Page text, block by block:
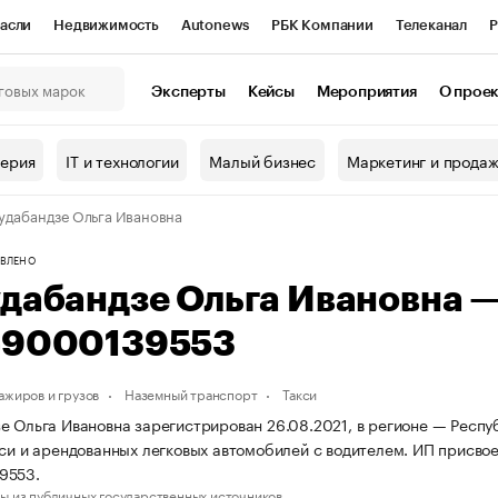
Недвижимость Autonews РБК Компании Телеканал
Проверка контрагентов
Эксперты Кейсы Мероприятия О
IT и технологии Малый бизнес Маркетинг и
Ольга Ивановна
Ольга
и грузов Наземный транспорт Такси
Ольга Ивановна зарегистрирован 26.08.2021, в регионе —
и арендованных легковых автомобилей с водителем. ИП